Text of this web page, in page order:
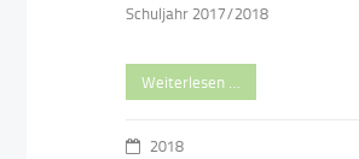
Schuljahr 2017/2018
Weiterlesen …
2018